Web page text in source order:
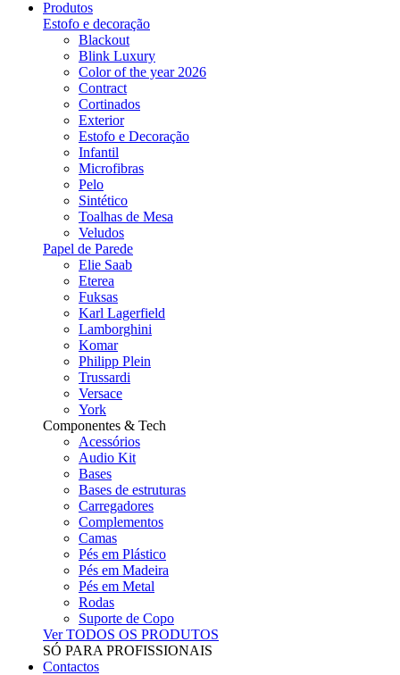
Produtos
Estofo e decoração
Blackout
Blink Luxury
Color of the year 2026
Contract
Cortinados
Exterior
Estofo e Decoração
Infantil
Microfibras
Pelo
Sintético
Toalhas de Mesa
Veludos
Papel de Parede
Elie Saab
Eterea
Fuksas
Karl Lagerfield
Lamborghini
Komar
Philipp Plein
Trussardi
Versace
York
Componentes & Tech
Acessórios
Audio Kit
Bases
Bases de estruturas
Carregadores
Complementos
Camas
Pés em Plástico
Pés em Madeira
Pés em Metal
Rodas
Suporte de Copo
Ver TODOS OS PRODUTOS
SÓ PARA PROFISSIONAIS
Contactos